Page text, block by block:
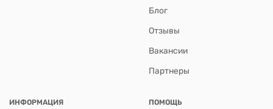
Блог
Отзывы
Вакансии
Партнеры
ИНФОРМАЦИЯ ПОМОЩЬ